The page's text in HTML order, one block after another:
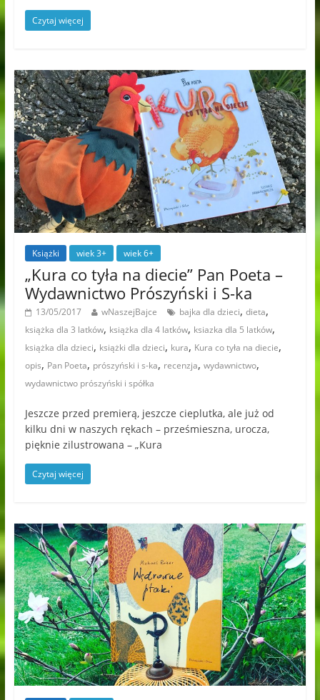
Czytaj więcej
Książki wiek 3+ wiek 6+
„Kura co tyła na diecie” Pan Poeta –
Wydawnictwo Prószyński i S-ka
13/05/2017 wNaszejBajce bajka dla dzieci, dieta,
książka dla 3 latków, książka dla 4 latków, ksiazka dla 5 latków,
książka dla dzieci, książki dla dzieci, kura, Kura co tyła na diecie,
opis, Pan Poeta, prószyński i s-ka, recenzja, wydawnictwo,
wydawnictwo prószyński i spółka
Jeszcze przed premierą, jeszcze cieplutka, ale już od
kilku dni w naszych rękach – prześmieszna, urocza,
pięknie zilustrowana – „Kura
Czytaj więcej